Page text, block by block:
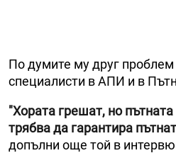
По думите му друг проблем
специалисти в АПИ и в
"Хората грешат, но
трябва да гарантира
допълни още той в